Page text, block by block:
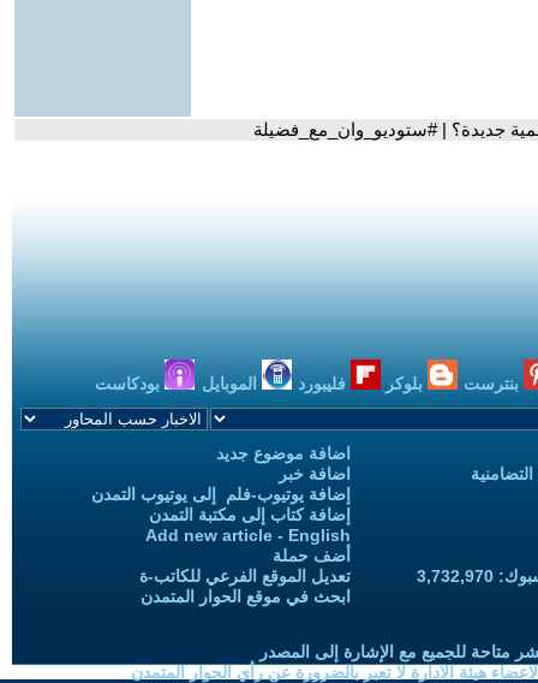
جديدة؟ | #ستوديو_وان_مع_فضيلة
بنترست بلوكر فليبورد الموبايل بودكاست
اضافة موضوع جديد
اضافة خبر
إضافة يوتيوب-فلم إلى يوتيوب التمدن
إضافة كتاب إلى مكتبة التمدن
Add new article - English
أضف حملة
تعديل الموقع الفرعي للكاتب-ة
ابحث في موقع الحوار المتمدن
متاحة للجميع مع الإشارة إلى المصدر
هيئة الادارة لا تعبر بالضرورة عن رأي الحوار المتمدن